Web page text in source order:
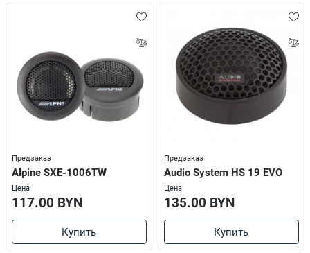
Предзаказ
Alpine SXE-1006TW
Цена
117.00 BYN
Купить
Предзаказ
Audio System HS 19 EVO
Цена
135.00 BYN
Купить